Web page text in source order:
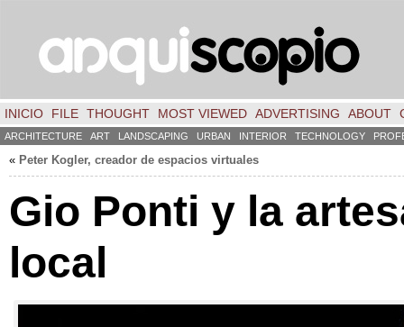
INICIO FILE THOUGHT MOST VIEWED ADVERTISING ABOUT
ARCHITECTURE ART LANDSCAPING URBAN INTERIOR TECHNOLOGY
« Peter Kogler, creador de espacios virtuales
Gio Ponti y la
local